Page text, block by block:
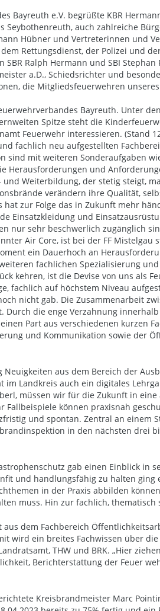
Bayreuth e.V. begrüßte KBR
Seybothenreuth, auch zahlreiche
Hübner und Vertreterinnen und
Rettungsdienst, der Polizei und
Ralph Hermann und SBI
a.D., Schiedsrichter und
die Mitgliedsfeuerwehren
Bayreuth. Unter
Spitze steht die
Feuerwehr interessieren. (Stand
fachlich neu aufgestellten
mit weiteren Sonderaufgaben
Herausforderungen und
Weiterbildung, der stetig steigt,
verändern ihre Qualität,
zur Folge das in Zukunft mehr
Einsatzkleidung und
nur sehr beschwerlich zugänglich
Air Core, ist bei der FF
ein Dauerhoch an
fachlichen Spezialisierung
kehren, ist die Devise von uns als
fachlich auf höchstem Niveau
nicht gab. Die Zusammenarbeit
die enge Verzahnung
Part aus verschiedenen kurzen
und Kommunikation sowie der
aus dem Bereich der
Landkreis auch ein digitales
müssen wir für die Zukunft in
Fallbeispiele können praxisnah
und spontan. Zentral an
in den nächsten
gab einen Einblick in
und handlungsfähig zu halten
in der Praxis abbilden
muss. Hin zur fachlich,
dem Fachbereich
wird ein breites Fachwissen über
THW und BRK. „Hier
Berichterstattung der Feuer
Kreisbrandmeister Marc